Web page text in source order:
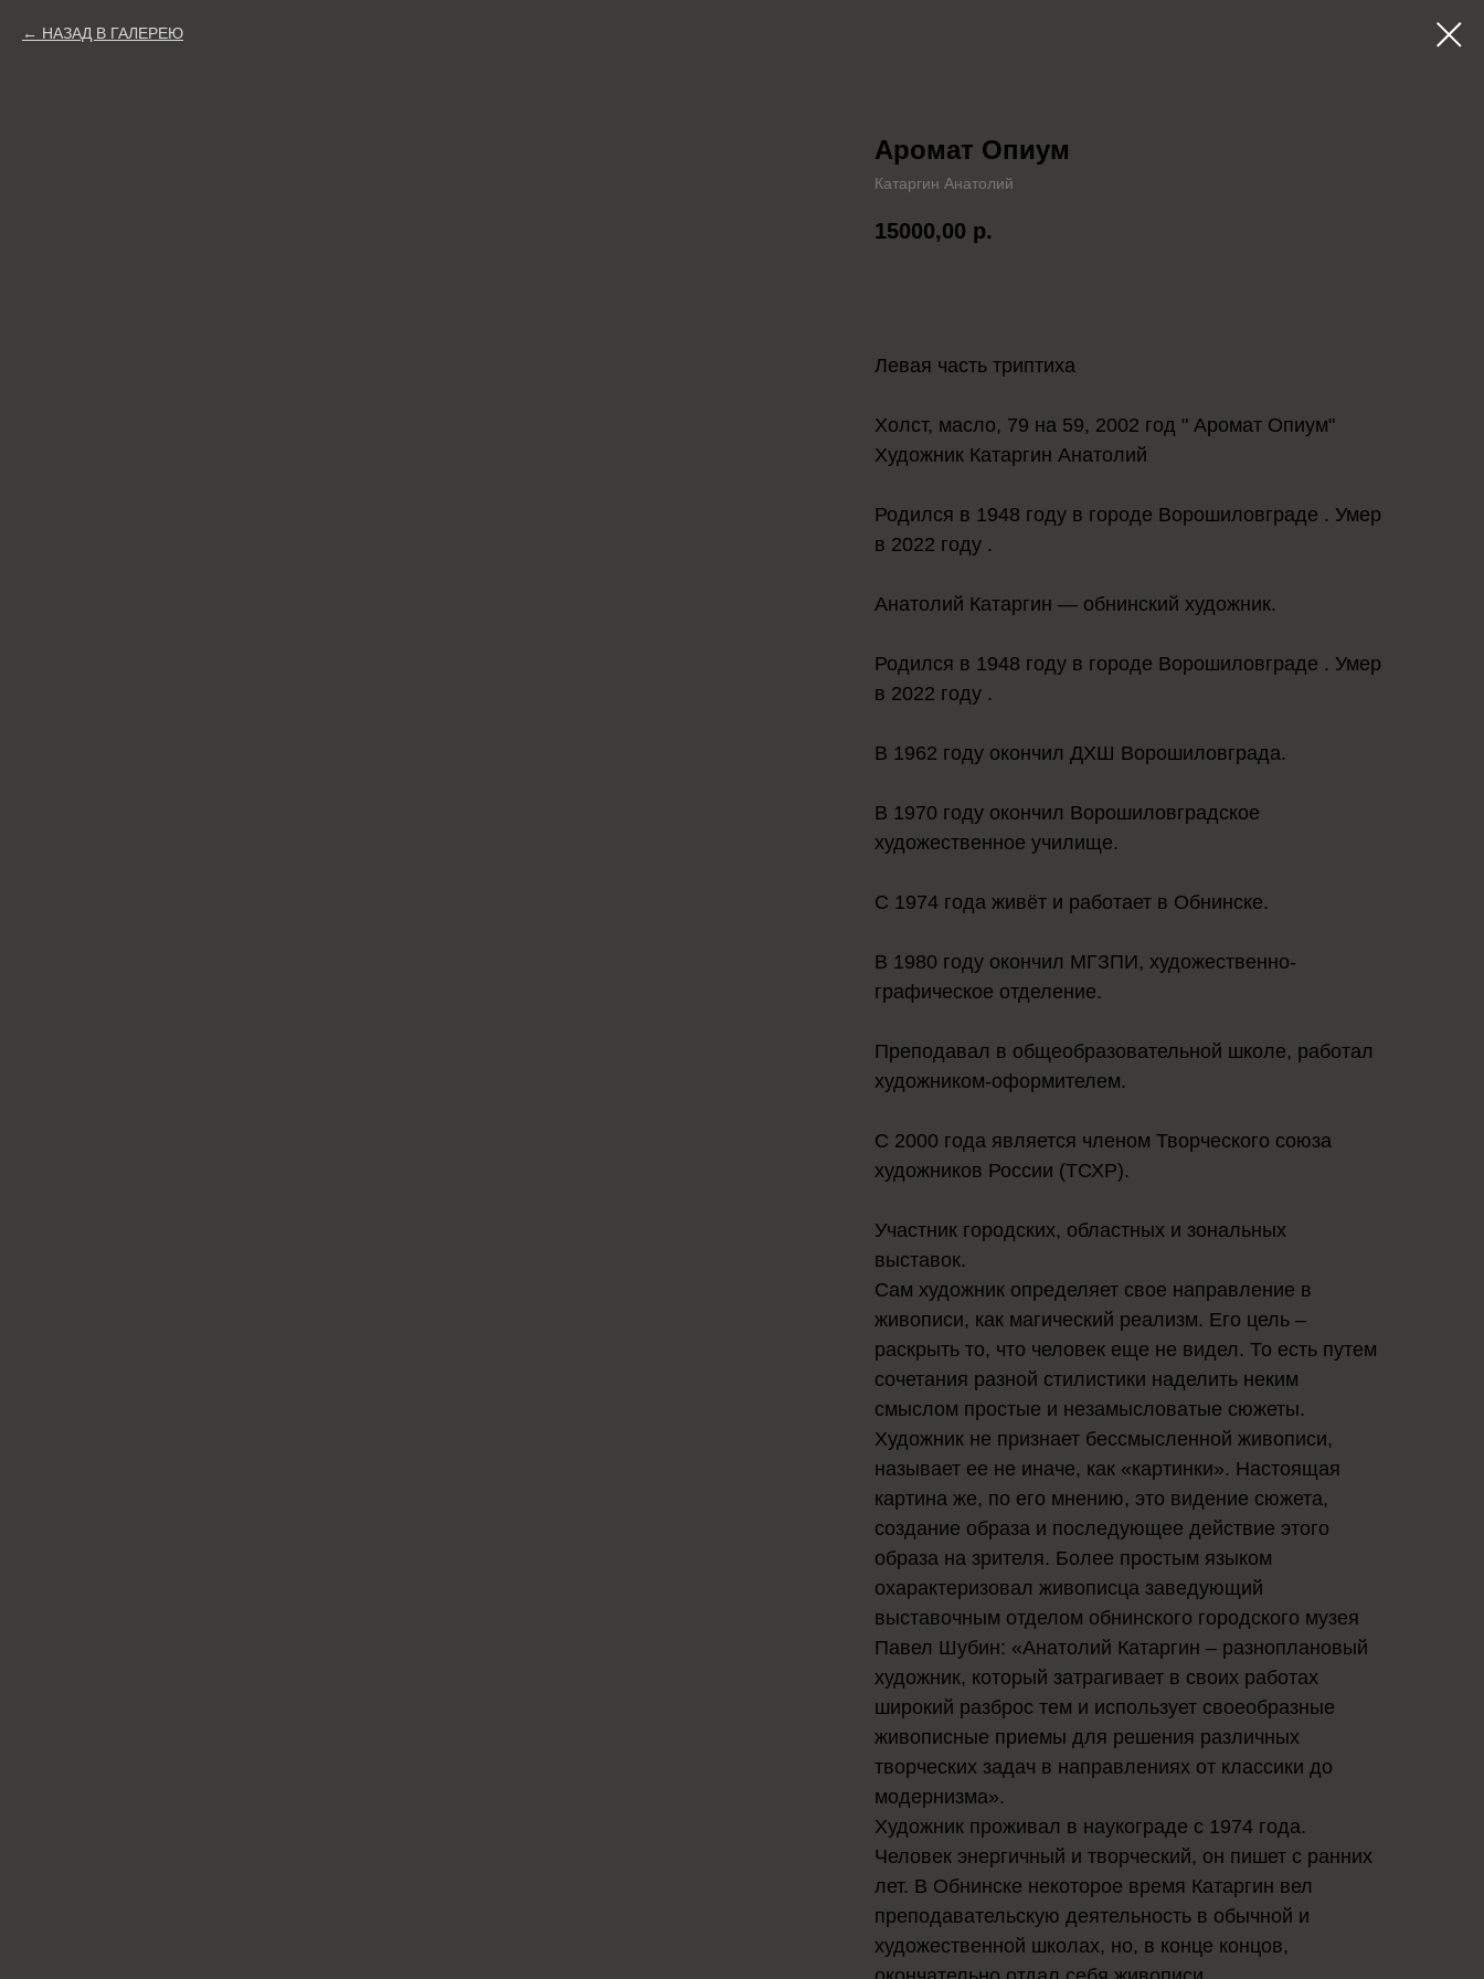
НАЗАД В ГАЛЕРЕЮ
Аромат Опиум
Катаргин Анатолий
15000,00 р.
Левая часть триптиха
Холст, масло, 79 на 59, 2002 год " Аромат Опиум"
Художник Катаргин Анатолий
Родился в 1948 году в городе Ворошиловграде . Умер
в 2022 году .
Анатолий Катаргин — обнинский художник.
Родился в 1948 году в городе Ворошиловграде . Умер
в 2022 году .
В 1962 году окончил ДХШ Ворошиловграда.
В 1970 году окончил Ворошиловградское
художественное училище.
С 1974 года живёт и работает в Обнинске.
В 1980 году окончил МГЗПИ, художественно-
графическое отделение.
Преподавал в общеобразовательной школе, работал
художником-оформителем.
С 2000 года является членом Творческого союза
художников России (ТСХР).
Участник городских, областных и зональных
выставок.
Сам художник определяет свое направление в
живописи, как магический реализм. Его цель –
раскрыть то, что человек еще не видел. То есть путем
сочетания разной стилистики наделить неким
смыслом простые и незамысловатые сюжеты.
Художник не признает бессмысленной живописи,
называет ее не иначе, как «картинки». Настоящая
картина же, по его мнению, это видение сюжета,
создание образа и последующее действие этого
образа на зрителя. Более простым языком
охарактеризовал живописца заведующий
выставочным отделом обнинского городского музея
Павел Шубин: «Анатолий Катаргин – разноплановый
художник, который затрагивает в своих работах
широкий разброс тем и использует своеобразные
живописные приемы для решения различных
творческих задач в направлениях от классики до
модернизма».
Художник проживал в наукограде с 1974 года.
Человек энергичный и творческий, он пишет с ранних
лет. В Обнинске некоторое время Катаргин вел
преподавательскую деятельность в обычной и
художественной школах, но, в конце концов,